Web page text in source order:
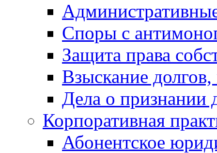
Споры с
Защита права
Взыскание
Дела о признании
Корпоративная
Абонентское